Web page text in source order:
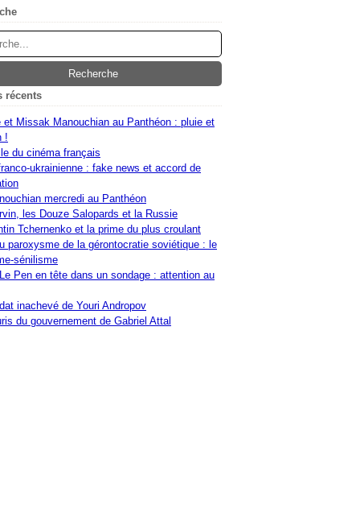
récents
et Missak Manouchian au Panthéon : pluie et
!
du cinéma français
ukrainienne : fake news et accord de
mercredi au Panthéon
les Douze Salopards et la Russie
Tchernenko et la prime du plus croulant
paroxysme de la gérontocratie soviétique : le
sénilisme
Pen en tête dans un sondage : attention au
inachevé de Youri Andropov
du gouvernement de Gabriel Attal